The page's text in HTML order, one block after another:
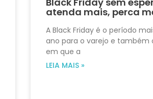
atenda mais, perca
A Black Friday é o período
ano para o varejo e também
em que a
LEIA MAIS »